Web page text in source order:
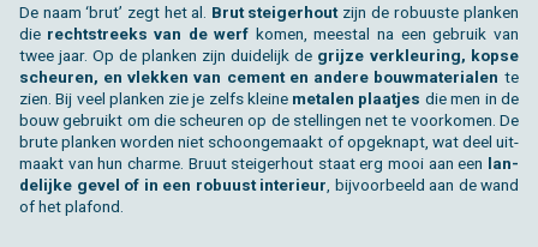
De naam ‘brut’ zegt het al. Brut stei­ger­houtzijn de ro­buus­te plan­ken
die recht­streeks van de werf komen, mee­st­al na een ge­bruik van
twee jaar. Op de plan­ken zijn dui­de­lijk de grij­ze ver­kleu­ring, kopse
scheu­ren, en vlek­ken van ce­ment en an­de­re bouw­ma­te­ri­a­len te
zien. Bij veel plan­ken zie je zelfs klei­ne me­ta­len plaat­jes die men in de
bouw ge­bruikt om die scheu­ren op de stel­lin­gen net te voor­ko­men. De
brute plan­ken wor­den niet schoon­ge­maakt of op­ge­knapt, wat deel uit­
maakt van hun char­me. Bruut stei­ger­hout staat erg mooi aan een lan­
de­lij­ke gevel of in een ro­buust in­te­ri­eur , bij­voor­beeld aan de wand
of het pla­fond.